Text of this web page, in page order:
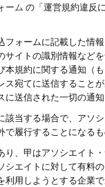
ーム の「運営規約違反
ォームに記載した情
サイトの識別情報など
規約に関する通知（
宛てに送信すること
送信された一切の通
当する場合で、アソ
で履行することになる
、甲はアソシエイト
シエイトに対して有料
用しようとする企業